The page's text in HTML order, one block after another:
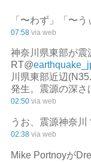
「〜わず」「〜
07:58 via web
神奈川県東部が震
RT@
川県東部近辺
発生。震源の深さ
02:50 via web
うお、震源神奈川
02:38 via web
Mike Portnoyが